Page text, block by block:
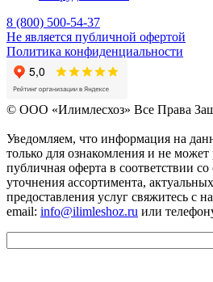
8 (800) 500-54-37
Не является публичной офертой
Политика конфиденциальности
© OOO «Илимлесхоз» Все Права
Уведомляем, что информация на
только для ознакомления и не может
публичная оферта в соответствии
уточнения ассортимента,
предоставления услуг свяжитесь с
email: info@ilimleshoz.ru или